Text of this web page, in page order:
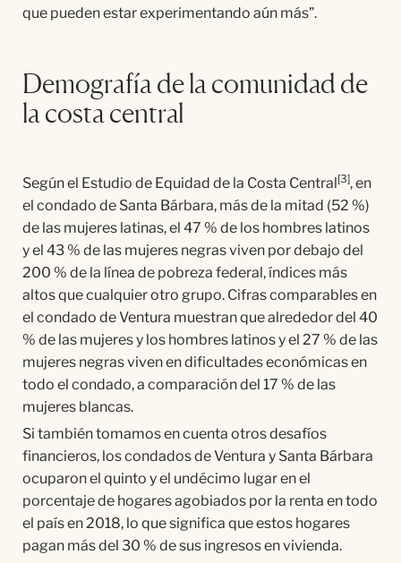
que pueden estar experimentando aún más”.
Demografía de la comunidad de
la costa central
Según el Estudio de Equidad de la Costa Central[3], en
el condado de Santa Bárbara, más de la mitad (52 %)
de las mujeres latinas, el 47 % de los hombres latinos
y el 43 % de las mujeres negras viven por debajo del
200 % de la línea de pobreza federal, índices más
altos que cualquier otro grupo. Cifras comparables en
el condado de Ventura muestran que alrededor del 40
% de las mujeres y los hombres latinos y el 27 % de las
mujeres negras viven en dificultades económicas en
todo el condado, a comparación del 17 % de las
mujeres blancas.
Si también tomamos en cuenta otros desafíos
financieros, los condados de Ventura y Santa Bárbara
ocuparon el quinto y el undécimo lugar en el
porcentaje de hogares agobiados por la renta en todo
el país en 2018, lo que significa que estos hogares
pagan más del 30 % de sus ingresos en vivienda.